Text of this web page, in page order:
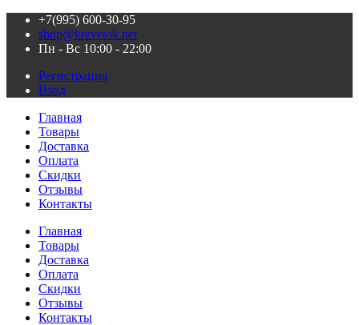
+7(995) 600-З0-95
shop@krevetok.net
Пн - Вс 10:00 - 22:00
Регистрация
Вход
Главная
Товары
Доставка
Оплата
Скидки
Отзывы
Контакты
Главная
Товары
Доставка
Оплата
Скидки
Отзывы
Контакты